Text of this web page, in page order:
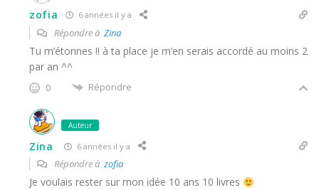
zofia 6 années il y a
Répondre à Zina
Tu m’étonnes !! à ta place je m’en serais accordé au moins 2
par an ^^
0 Répondre
Auteur
Zina 6 années il y a
Répondre à zofia
Je voulais rester sur mon idée 10 ans 10 livres